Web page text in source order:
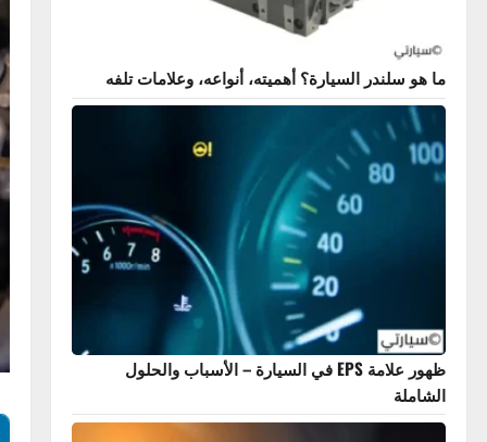
السيارة؟ أهميته، أنواعه، وعلامات تلفه